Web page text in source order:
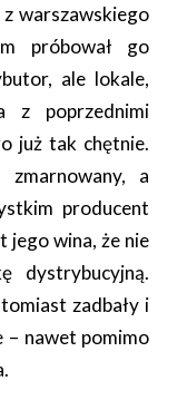
warszawskiego
próbował go
ale lokale,
z poprzednimi
już tak chętnie.
zmarnowany, a
producent
jego wina, że nie
dystrybucyjną.
zadbały i
– nawet pomimo